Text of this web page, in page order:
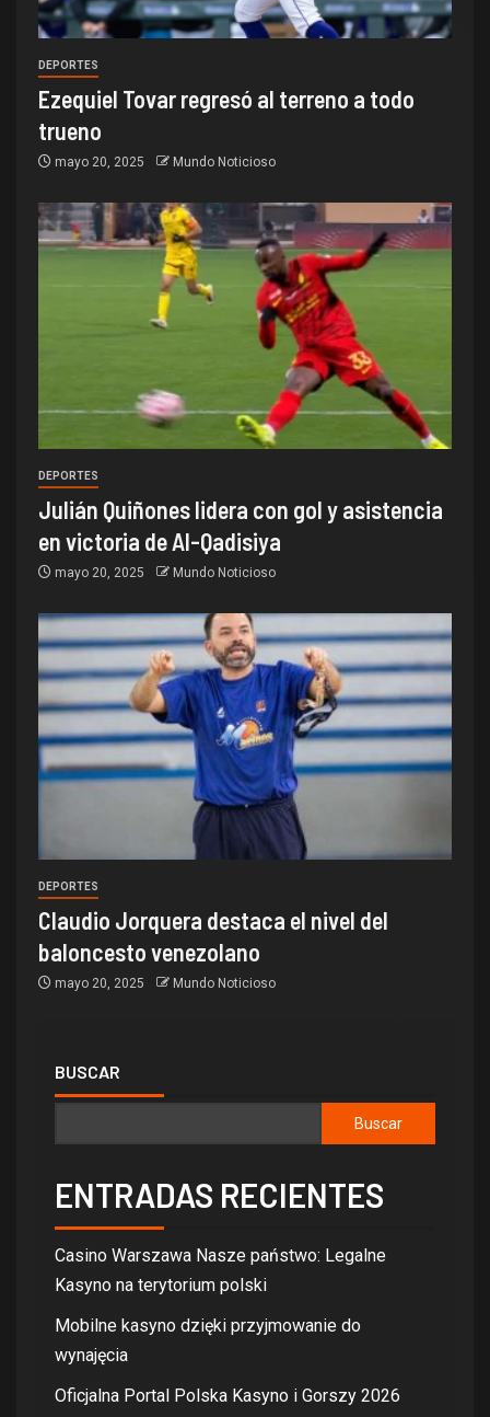
DEPORTES
Ezequiel Tovar regresó al terreno a todo
trueno
mayo 20, 2025 Mundo Noticioso
DEPORTES
Julián Quiñones lidera con gol y asistencia
en victoria de Al-Qadisiya
mayo 20, 2025 Mundo Noticioso
DEPORTES
Claudio Jorquera destaca el nivel del
baloncesto venezolano
mayo 20, 2025 Mundo Noticioso
BUSCAR
Buscar
ENTRADAS RECIENTES
Casino Warszawa Nasze państwo: Legalne
Kasyno na terytorium polski
Mobilne kasyno dzięki przyjmowanie do
wynajęcia
Oficjalna Portal Polska Kasyno i Gorszy 2026